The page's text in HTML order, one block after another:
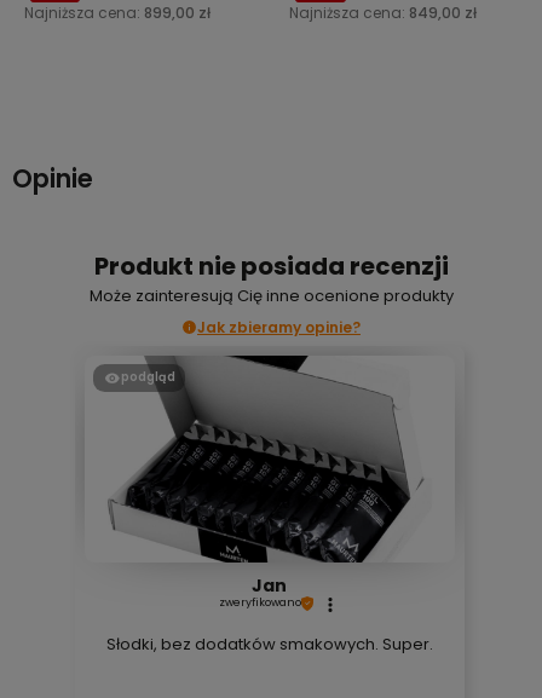
Najniższa cena: 899,00 zł Najniższa cena: 849,00 zł
Opinie
Produkt nie posiada recenzji
Może zainteresują Cię inne ocenione produkty
Jak zbieramy opinie?
podgląd
Jan
zweryfikowano
Słodki, bez dodatków smakowych. Super.